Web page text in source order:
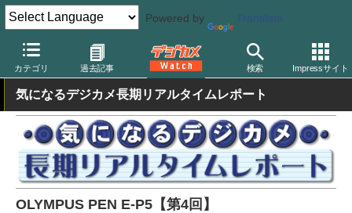
Powered by Translate
カテゴリ 過去記事 検索 Impressサイト
デジカメ Watch カメラ ミラーレスカメラ オリンパス
気になるデジカメ長期リアルタイムレポート
OLYMPUS PEN E-P5【第4回】